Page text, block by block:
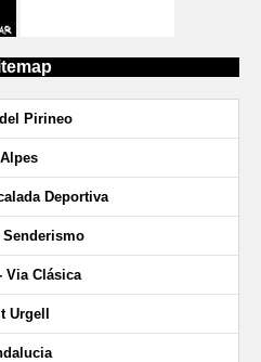
Pirineo
Alpes
Deportiva
Senderismo
Via Clásica
Urgell